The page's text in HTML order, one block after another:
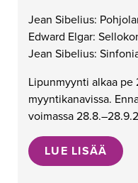
Jean Sibelius:
Edward Elgar:
Jean Sibelius:
Lipunmyynti alkaa pe
myyntikanavissa.
voimassa
LUE LISÄÄ